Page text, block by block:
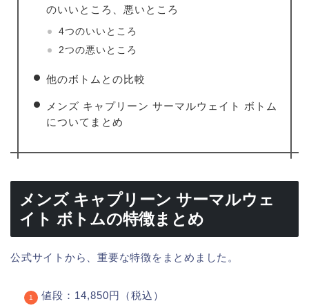
のいいところ、悪いところ
4つのいいところ
2つの悪いところ
他のボトムとの比較
メンズ キャプリーン サーマルウェイト ボトム
についてまとめ
メンズ キャプリーン サーマルウェ
イト ボトムの特徴まとめ
公式サイトから、重要な特徴をまとめました。
値段：14,850円（税込）